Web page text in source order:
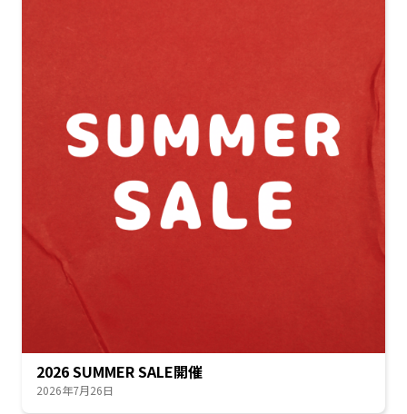
2026 SUMMER SALE開催
2026年7月26日